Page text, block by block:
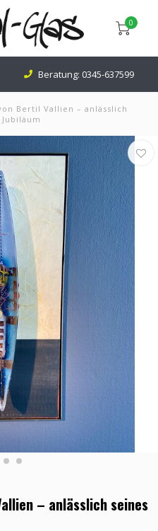
0
0345-637599
Bertil Vallien – anlässlich
– anlässlich seines